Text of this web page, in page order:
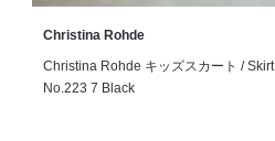
Christina Rohde
Christina Rohde キッズスカート / Skirt
No.223 7 Black